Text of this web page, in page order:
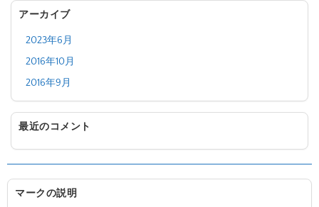
アーカイブ
2023年6月
2016年10月
2016年9月
最近のコメント
マークの説明